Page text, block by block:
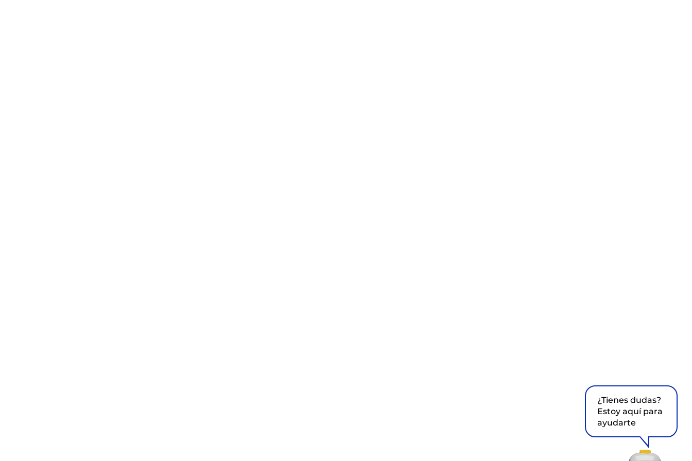
¿Tienes dudas?
Estoy aquí para
ayudarte